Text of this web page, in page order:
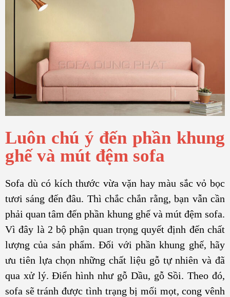
Luôn chú ý đến phần khung
ghế và mút đệm sofa
Sofa dù có kích thước vừa vặn hay màu sắc vỏ bọc
tươi sáng đến đâu. Thì chắc chắn rằng, bạn vẫn cần
phải quan tâm đến phần khung ghế và mút đệm sofa.
Vì đây là 2 bộ phận quan trọng quyết định đến chất
lượng của sản phẩm. Đối với phần khung ghế, hãy
ưu tiên lựa chọn những chất liệu gỗ tự nhiên và đã
qua xử lý. Điển hình như gỗ Dầu, gỗ Sồi. Theo đó,
sofa sẽ tránh được tình trạng bị mối mọt, cong vênh